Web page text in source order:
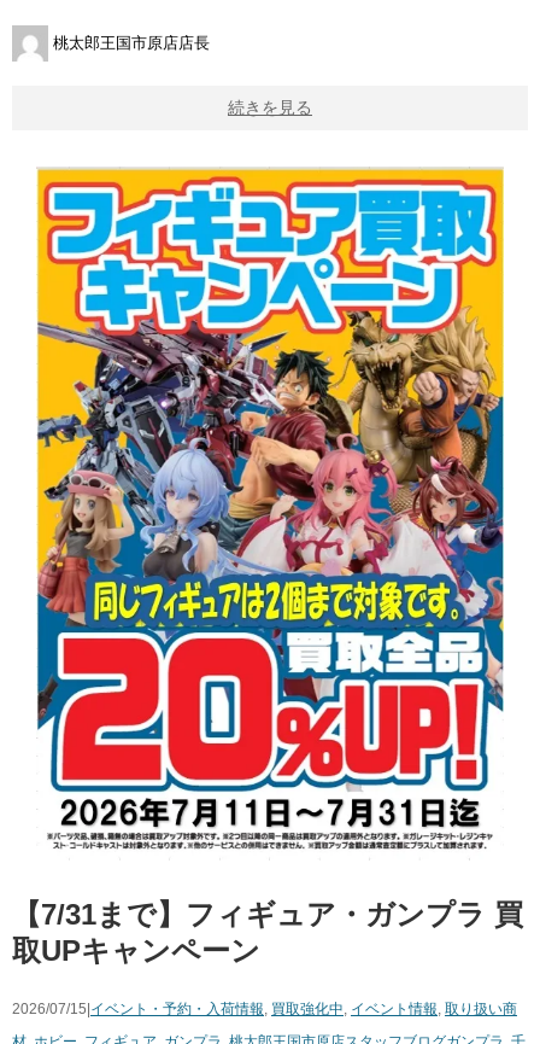
桃太郎王国市原店店長
続きを見る
【7/31まで】フィギュア・ガンプラ 買
取UPキャンペーン
2026/07/15| イベント・予約・入荷情報, 買取強化中, イベント情報, 取り扱い商